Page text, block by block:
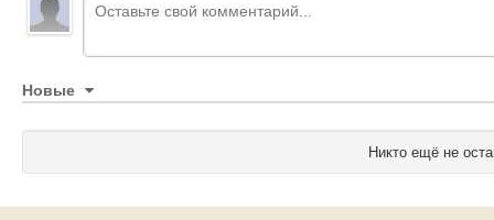
Новые
Никто ещё не